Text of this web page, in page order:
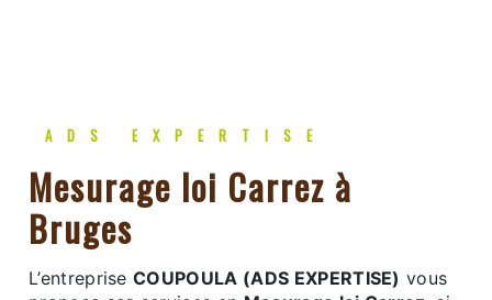
ADS EXPERTISE
Mesurage loi Carrez à
Bruges
L’entrepriseCOUPOULA (ADS EXPERTISE) vous